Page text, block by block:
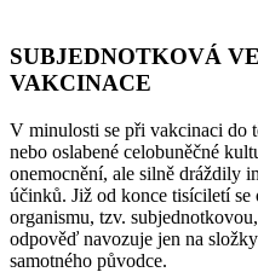
SUBJEDNOTKOVÁ
VAKCINACE
V minulosti se při vakcinaci do
nebo oslabené celobuněčné
onemocnění, ale silně dráždily
účinků. Již od konce tisíciletí
organismu, tzv.
odpověď navozuje jen na
samotného původce.